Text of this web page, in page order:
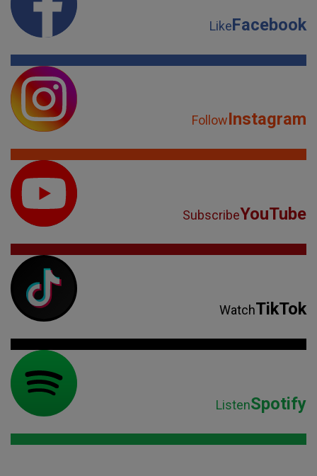
LikeFacebook
FollowInstagram
SubscribeYouTube
WatchTikTok
ListenSpotify